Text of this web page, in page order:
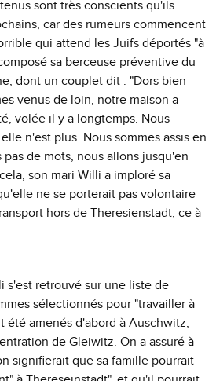
sont très conscients qu'ils
car des rumeurs commencent
qui attend les Juifs déportés "à
sa berceuse préventive du
dont un couplet dit : "Dors bien
venus de loin, notre maison a
volée il y a longtemps. Nous
n'est plus. Nous sommes assis en
de mots, nous allons jusqu'en
son mari Willi a imploré sa
ne se porterait pas volontaire
hors de Theresienstadt, ce à
s'est retrouvé sur une liste de
sélectionnés pour "travailler à
été amenés d'abord à Auschwitz,
de Gleiwitz. On a assuré à
signifierait que sa famille pourrait